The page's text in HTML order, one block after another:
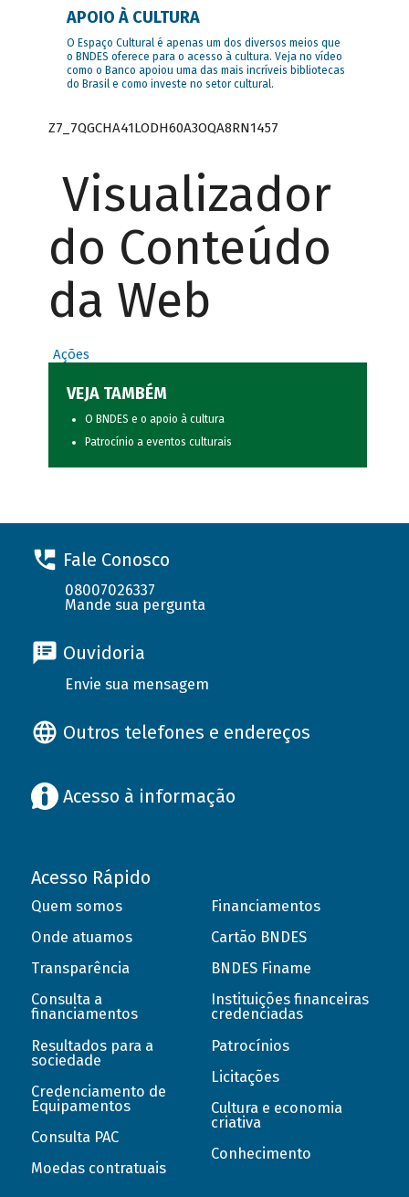
APOIO À CULTURA
O Espaço Cultural é apenas um dos diversos meios que
o BNDES oferece para o acesso à cultura. Veja no vídeo
como o Banco apoiou uma das mais incríveis bibliotecas
do Brasil e como investe no setor cultural.
Z7_7QGCHA41LODH60A3OQA8RN1457
Visualizador
do Conteúdo
da Web
Ações
VEJA TAMBÉM
O BNDES e o apoio à cultura
Patrocínio a eventos culturais
Fale Conosco
08007026337
Mande sua pergunta
Ouvidoria
Envie sua mensagem
Outros telefones e endereços
Acesso à informação
Acesso Rápido
Quem somos
Onde atuamos
Transparência
Consulta a
financiamentos
Resultados para a
sociedade
Credenciamento de
Equipamentos
Consulta PAC
Moedas contratuais
Financiamentos
Cartão BNDES
BNDES Finame
Instituições financeiras
credenciadas
Patrocínios
Licitações
Cultura e economia
criativa
Conhecimento